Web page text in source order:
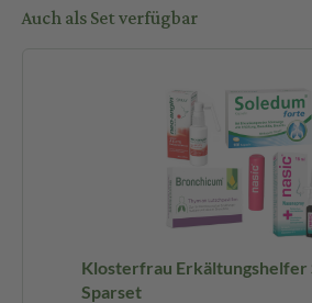
Auch als Set verfügbar
Klosterfrau Erkältungshelfer
Sparset